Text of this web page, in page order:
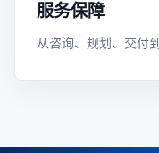
服务保障
从咨询、规划、交付